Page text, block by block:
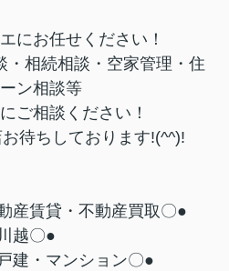
にお任せください！
相続相談・ 空家管理・住
ン相談等
ご相談ください！
待ちしております!(^^)!
産賃貸・不動産買取〇●
越〇●
建・マンション〇●